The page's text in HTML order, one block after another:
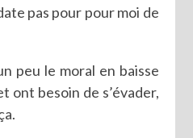
pas pour pour moi de
peu le moral en baisse
ont besoin de s’évader,